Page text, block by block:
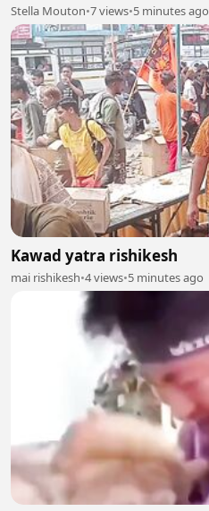
Stella Mouton•7 views•5 minutes ago
Kawad yatra rishikesh
mai rishikesh•4 views•5 minutes ago